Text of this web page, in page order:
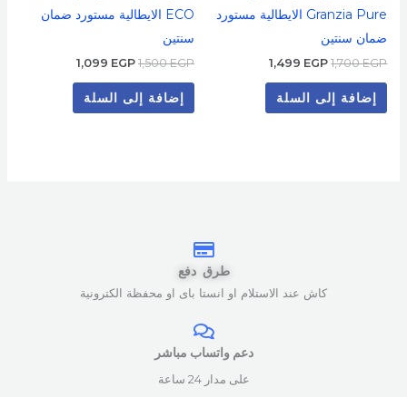
Granzia Pure الايطالية مستورد
ضمان سنتين
1,700EGP
1,499 EGP
إضافة إلى السلة
ECO الايطالية مستورد ضمان
سنتين
1,500EGP
1,099 EGP
إضافة إلى السلة
طرق دفع
كاش عند الاستلام او انستا باى او محفظة الكترونية
دعم واتساب مباشر
على مدار 24 ساعة